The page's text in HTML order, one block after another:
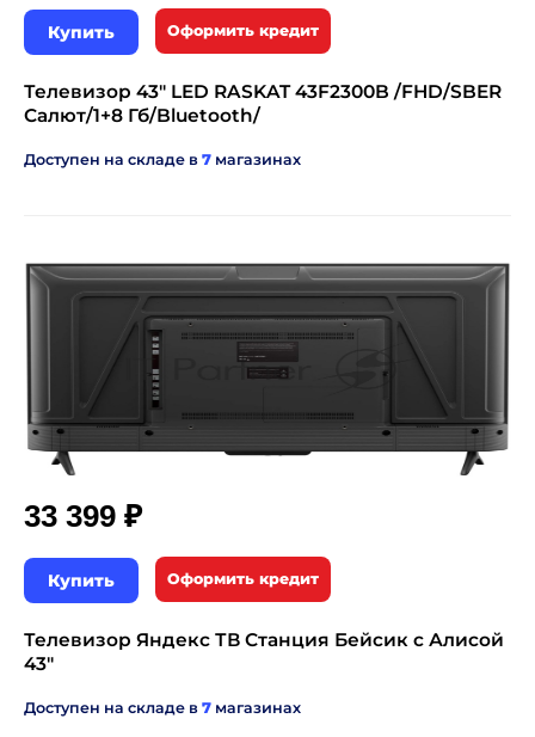
Купить Оформить кредит
Телевизор 43" LED RASKAT 43F2300B /FHD/SBER
Салют/1+8 Гб/Bluetooth/
Доступен на складе в 7 магазинах
33 399 ₽
Купить Оформить кредит
Телевизор Яндекс ТВ Станция Бейсик с Алисой
43"
Доступен на складе в 7 магазинах